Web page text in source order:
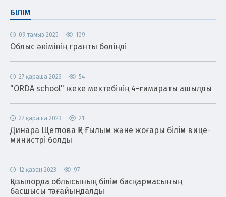
БІЛІМ
09 тамыз 2025 109
Облыс әкімінің гранты бөлінді
27 қараша 2023 54
"ORDA school" жеке мектебінің 4-ғимараты ашылды
27 қараша 2023 21
Динара Щеглова ҚР Ғылым және жоғары білім вице-
министрі болды
12 қазан 2023 97
Қызылорда облысының білім басқармасының
басшысы тағайындалды